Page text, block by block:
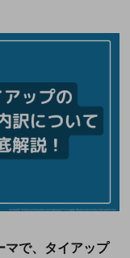
マで、タイアップ